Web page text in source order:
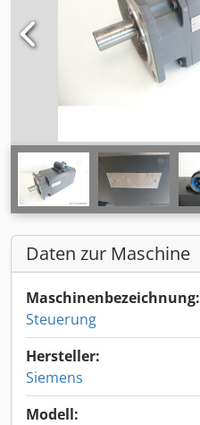
Daten zur Maschine
Maschinenbezeichnung:
Steuerung
Hersteller:
Siemens
Modell: